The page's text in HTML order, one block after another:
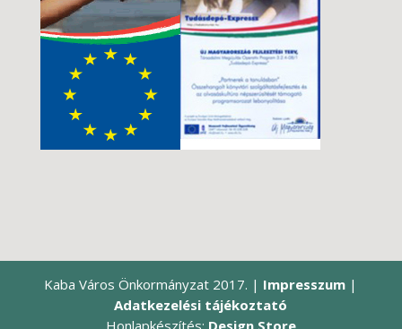
Kaba Város Önkormányzat 2017. | Impresszum |
Adatkezelési tájékoztató
Honlapkészítés: Design Store